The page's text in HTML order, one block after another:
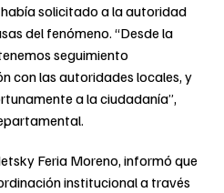
solicitado a la autoridad
del fenómeno. “Desde la
seguimiento
con las autoridades locales, y
a la ciudadanía”,
Feria Moreno, informó que
institucional a través